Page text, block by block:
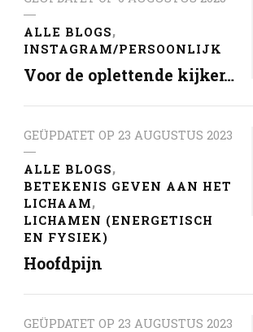
ALLE BLOGS
INSTAGRAM/PERSOONLIJK
Voor de oplettende kijker…
GEÜPDATET OP 23 AUGUSTUS 2023
ALLE BLOGS
BETEKENIS GEVEN AAN HET
LICHAAM
LICHAMEN (ENERGETISCH
EN FYSIEK)
Hoofdpijn
GEÜPDATET OP 23 AUGUSTUS 2023